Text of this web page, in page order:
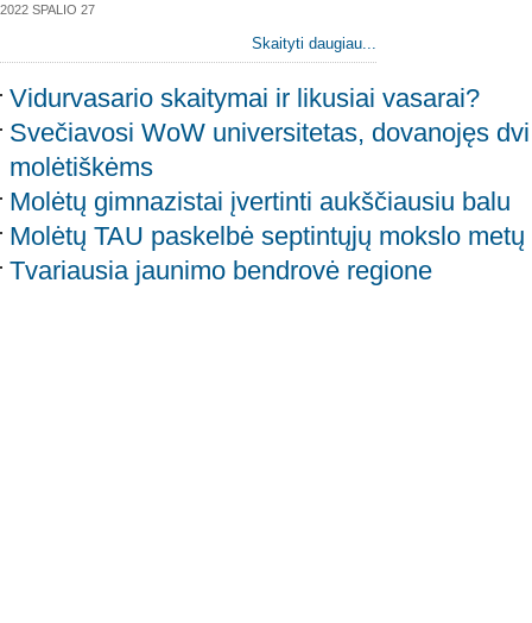
2022 SPALIO 27
Skaityti daugiau...
Vidurvasario skaitymai ir likusiai vasarai?
Svečiavosi WoW universitetas, dovanojęs
molėtiškėms
Molėtų gimnazistai įvertinti aukščiausiu balu
Molėtų TAU paskelbė septintųjų mokslo
Tvariausia jaunimo bendrovė regione